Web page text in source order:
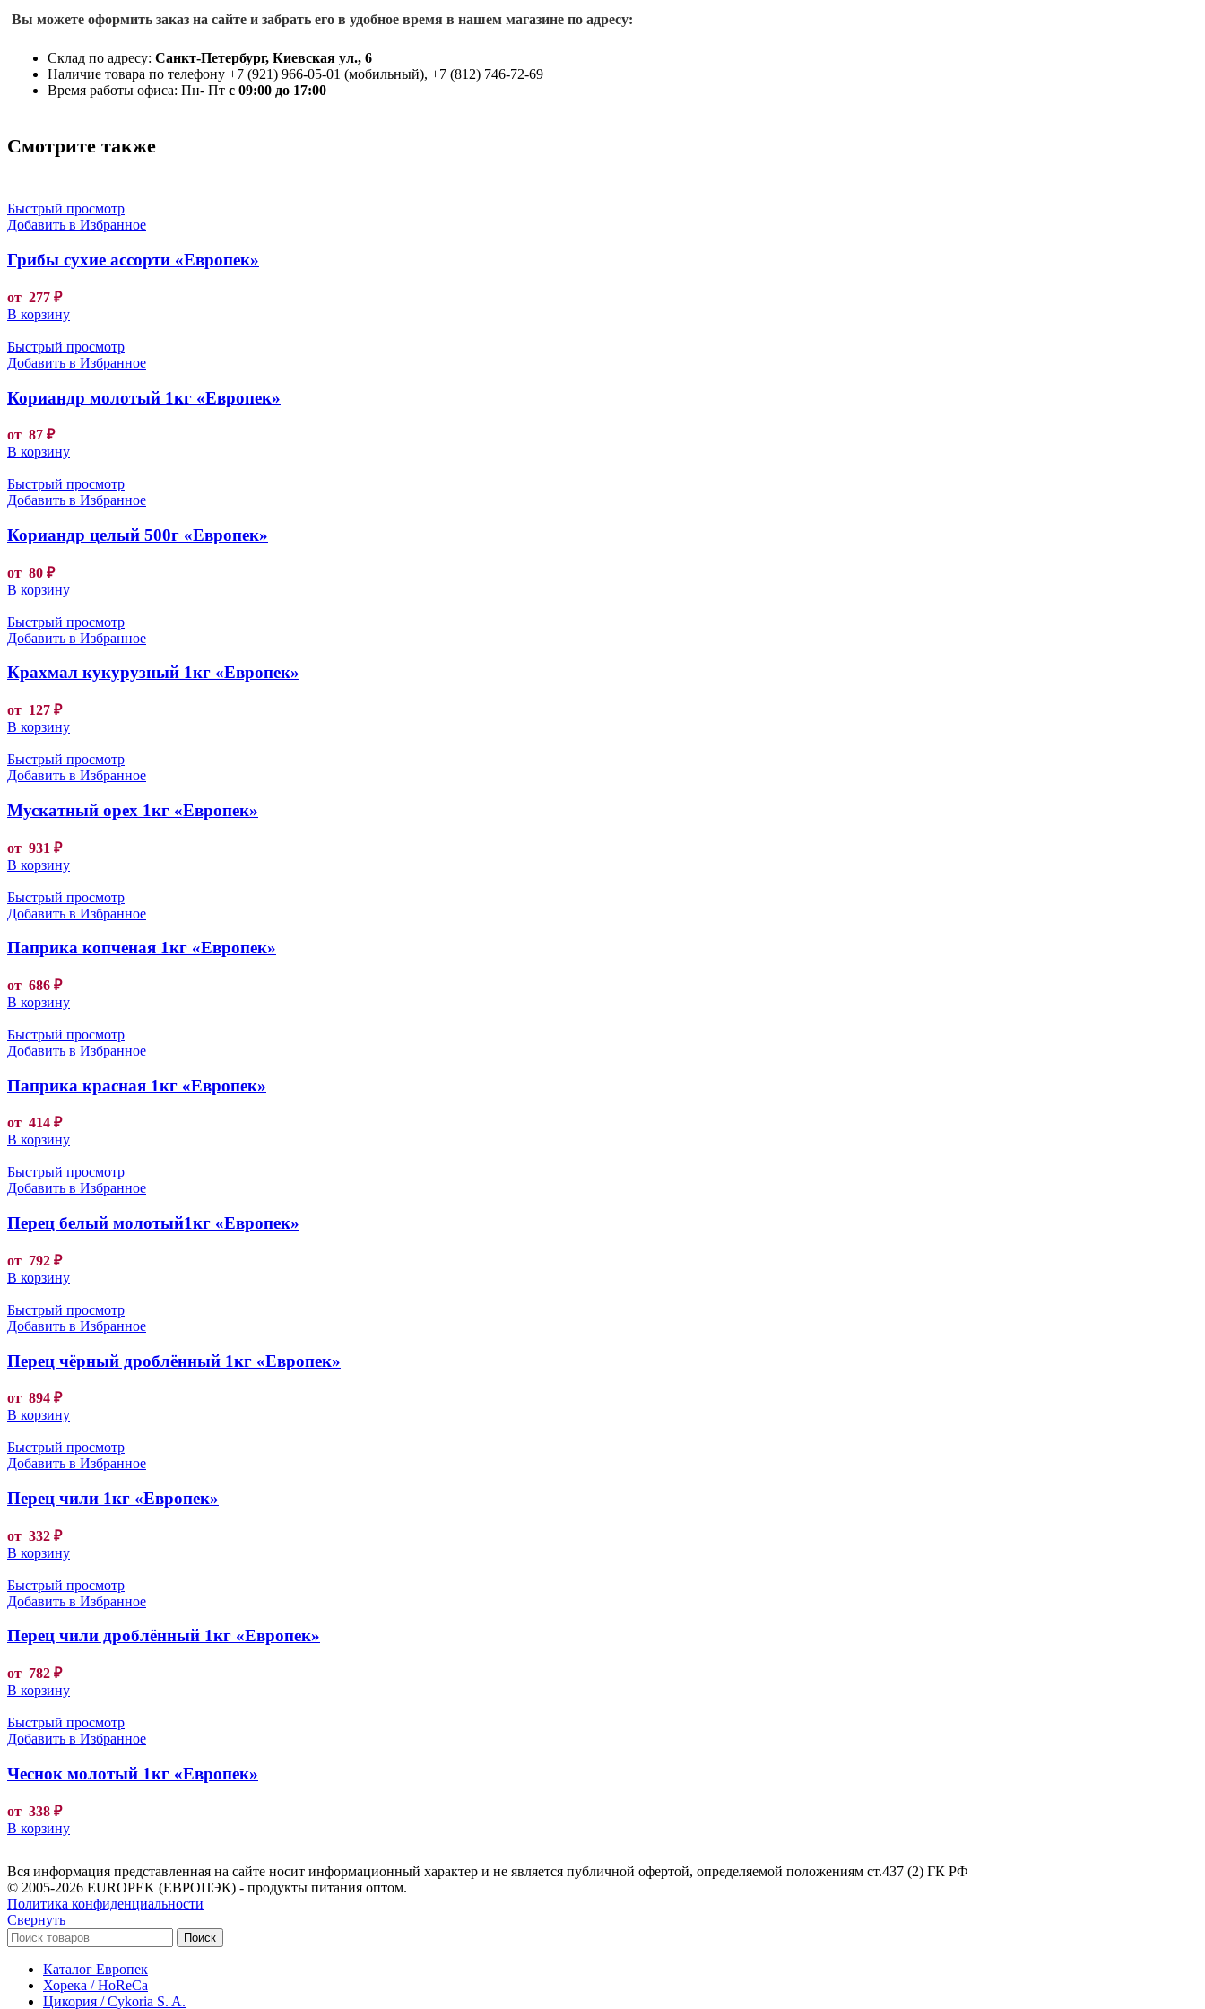
Вы можете оформить заказ на сайте и забрать его в удобное время в нашем магазине по адресу:
Склад по адресу: Санкт-Петербург, Киевская ул., 6
Наличие товара по телефону +7 (921) 966-05-01 (мобильный), +7 (812) 746-72-69
Время работы офиса: Пн- Пт с 09:00 до 17:00
Смотрите также
Быстрый просмотр
Добавить в Избранное
Грибы сухие ассорти «Европек»
от 277 ₽
В корзину
Быстрый просмотр
Добавить в Избранное
Кориандр молотый 1кг «Европек»
от 87 ₽
В корзину
Быстрый просмотр
Добавить в Избранное
Кориандр целый 500г «Европек»
от 80 ₽
В корзину
Быстрый просмотр
Добавить в Избранное
Крахмал кукурузный 1кг «Европек»
от 127 ₽
В корзину
Быстрый просмотр
Добавить в Избранное
Мускатный орех 1кг «Европек»
от 931 ₽
В корзину
Быстрый просмотр
Добавить в Избранное
Паприка копченая 1кг «Европек»
от 686 ₽
В корзину
Быстрый просмотр
Добавить в Избранное
Паприка красная 1кг «Европек»
от 414 ₽
В корзину
Быстрый просмотр
Добавить в Избранное
Перец белый молотый1кг «Европек»
от 792 ₽
В корзину
Быстрый просмотр
Добавить в Избранное
Перец чёрный дроблённый 1кг «Европек»
от 894 ₽
В корзину
Быстрый просмотр
Добавить в Избранное
Перец чили 1кг «Европек»
от 332 ₽
В корзину
Быстрый просмотр
Добавить в Избранное
Перец чили дроблённый 1кг «Европек»
от 782 ₽
В корзину
Быстрый просмотр
Добавить в Избранное
Чеснок молотый 1кг «Европек»
от 338 ₽
В корзину
Вся информация представленная на сайте носит информационный характер и не является публичной офертой, определяемой положениям ст.437 (2) ГК РФ
© 2005-2026 EUROPEK (ЕВРОПЭК) - продукты питания оптом.
Политика конфиденциальности
Свернуть
Поиск
Каталог Европек
Хорека / HoReCa
Цикория / Cykoria S. A.